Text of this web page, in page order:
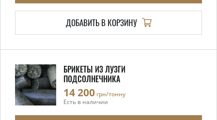
ДОБАВИТЬ В КОРЗИНУ
БРИКЕТЫ ИЗ ЛУЗГИ
ПОДСОЛНЕЧНИКА
14 200 грн/тонну
Есть в наличии